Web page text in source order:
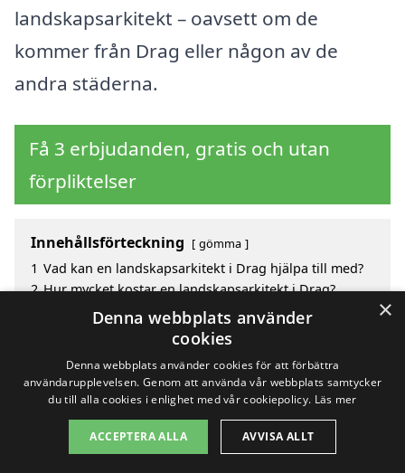
landskapsarkitekt – oavsett om de
kommer från Drag eller någon av de
andra städerna.
Få 3 erbjudanden, gratis och utan
förpliktelser
Innehållsförteckning gömma
1 Vad kan en landskapsarkitekt i Drag hjälpa till med?
2 Hur mycket kostar en landskapsarkitekt i Drag?
Fördelar med att välja landskapsarkitekt i Drag
Sök efter en skicklig landskapsarkitekt i de
omgivande städerna Drag
Copyright 2026 - Pilanto Aps
Om / kontakt Blogg Webbplatskarta Villkor
×
Denna webbplats använder
cookies
Denna webbplats använder cookies för att förbättra
användarupplevelsen. Genom att använda vår webbplats samtycker
du till alla cookies i enlighet med vår cookiepolicy. Läs mer
ACCEPTERA ALLA AVVISA ALLT